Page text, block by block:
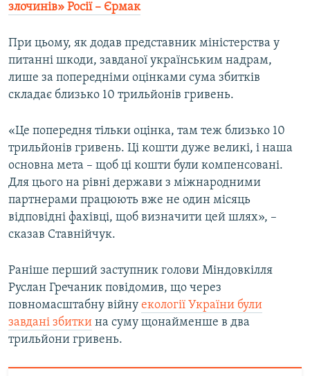
злочинів» Росії – Єрмак
При цьому, як додав представник міністерства у
питанні шкоди, завданої українським надрам,
лише за попередніми оцінками сума збитків
складає близько 10 трильйонів гривень.
«Це попередня тільки оцінка, там теж близько 10
трильйонів гривень. Ці кошти дуже великі, і наша
основна мета – щоб ці кошти були компенсовані.
Для цього на рівні держави з міжнародними
партнерами працюють вже не один місяць
відповідні фахівці, щоб визначити цей шлях», –
сказав Ставнійчук.
Раніше перший заступник голови Міндовкілля
Руслан Гречаник повідомив, що через
повномасштабну війну екології України були
завдані збитки на суму щонайменше в два
трильйони гривень.